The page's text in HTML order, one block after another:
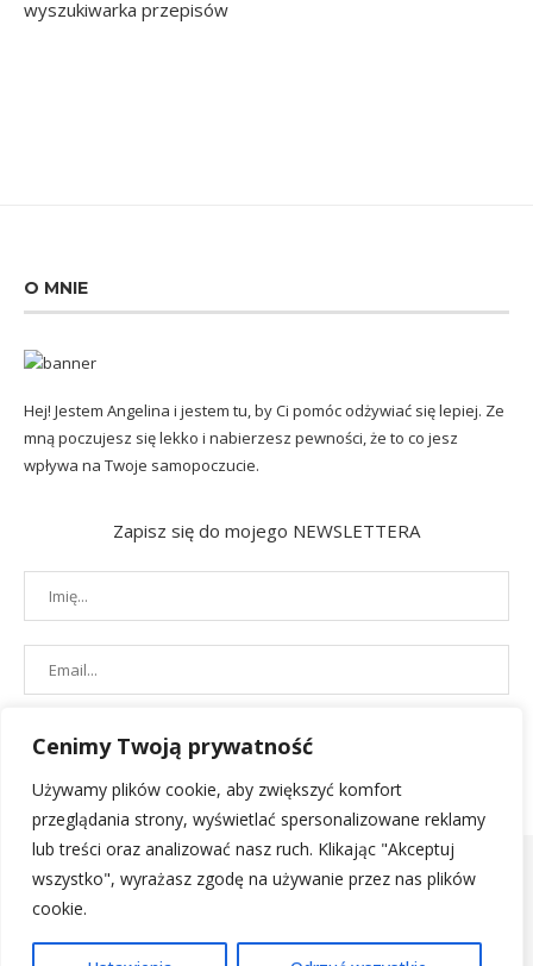
Cenimy Twoją prywatność
Używamy plików cookie, aby zwiększyć komfort
przeglądania strony, wyświetlać spersonalizowane reklamy
lub treści oraz analizować nasz ruch. Klikając "Akceptuj
wszystko", wyrażasz zgodę na używanie przez nas plików
cookie.
O MNIE
Hej! Jestem Angelina i jestem tu, by Ci pomóc odżywiać się lepiej. Ze
mną poczujesz się lekko i nabierzesz pewności, że to co jesz
wpływa na Twoje samopoczucie.
Zapisz się do mojego NEWSLETTERA